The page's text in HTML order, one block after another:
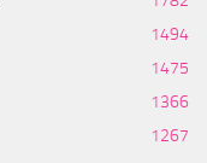
1494
1475
1366
1267